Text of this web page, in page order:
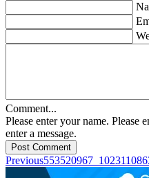
Comment...
Please enter your name. Please
enter a message.
Post Comment
Previous